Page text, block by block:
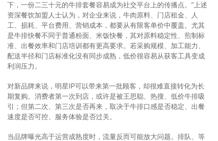
下，一份二三十元的牛排套餐容易成为社交平台上的传播点。”上述
资深餐饮加盟人士认为，对企业来说，牛肉原料、门店租金、人
工、损耗、平台费用、营销成本，都要从有限客单价中覆盖。尤其
是牛排快餐不同于普通粉面、米饭快餐，其对原料稳定性、煎制标
准、出餐效率和门店培训都有更高要求。若采购规模、加工能力、
配送半径和门店标准化没有同步成熟，低价很容易从获客工具变成
利润压力。
对新品牌来说，明星IP可以带来第一批顾客，却很难直接转化为长
期复购。消费者第一次到店，或许是被王思聪、热搜、低价牛排吸
引；但第二次、第三次是否再来，取决于牛排口感是否稳定、出餐
速度是否可控、服务体验是否过关。
当品牌曝光高于运营成熟度时，流量反而可能放大问题。排队、等